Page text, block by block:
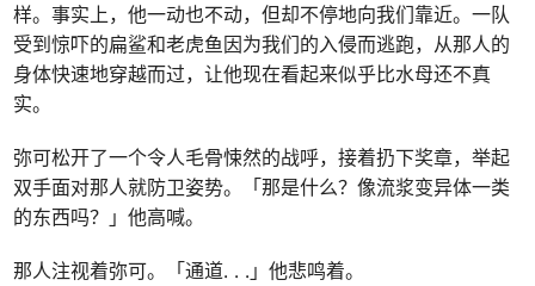
样。事实上，他一动也不动，但却不停地向我们靠近。一队
受到惊吓的扁鲨和老虎鱼因为我们的入侵而逃跑，从那人的
身体快速地穿越而过，让他现在看起来似乎比水母还不真
实。
弥可松开了一个令人毛骨悚然的战呼，接着扔下奖章，举起
双手面对那人就防卫姿势。「那是什么？像流浆变异体一类
的东西吗？」他高喊。
那人注视着弥可。「通道. . . 」他悲鸣着。